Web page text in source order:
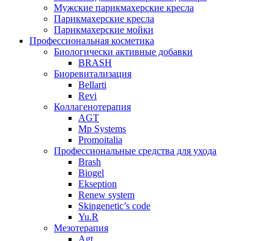
Мужские парикмахерские кресла
Парикмахерские кресла
Парикмахерские мойки
Профессиональная косметика
Биологически активные добавки
BRASH
Биоревитализация
Bellarti
Revi
Коллагенотерапия
AGT
Mp Systems
Promoitalia
Профессиональные средства для ухода
Brash
Biogel
Ekseption
Renew system
Skingenetic’s code
Yu.R
Мезотерапия